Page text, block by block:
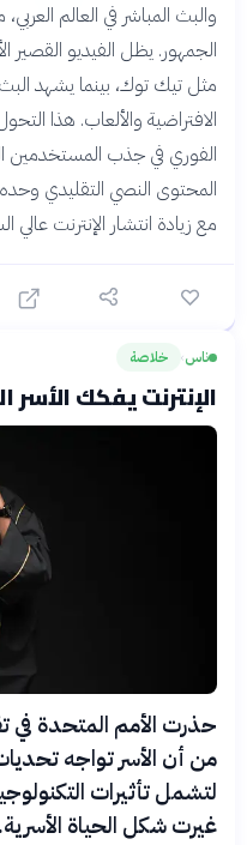
والبث المباشر في العالم
الجمهور. يظل الفيديو القصير
مثل تيك توك، بينما يشهد
الافتراضية والألعاب. هذا
الفوري في جذب المستخدمين
المحتوى النصي التقليدي
مع زيادة انتشار الإنترنت
ناس› خلاصة
الإنترنت يفكك الأسر
من أن الأسر تواجه تحديات
لتشمل تأثيرات
غيرت شكل الحياة الأسرية.